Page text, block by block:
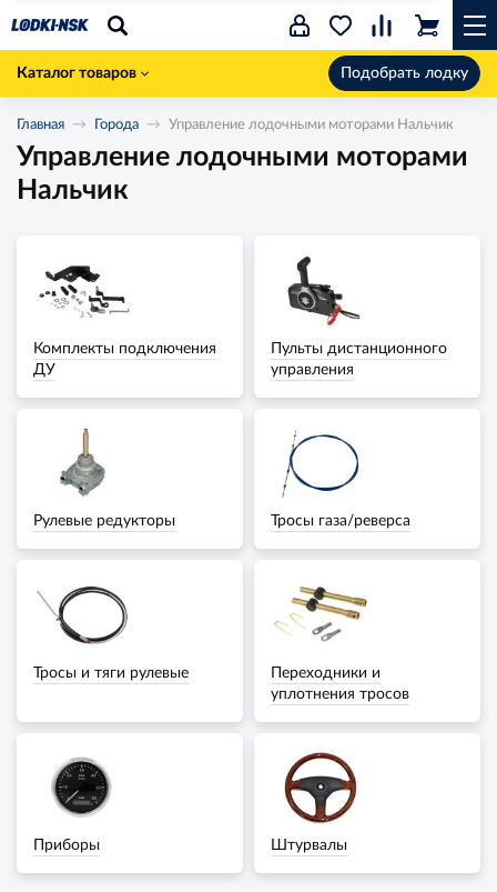
Каталог товаров Подобрать лодку
Главная Города Управление лодочными моторами Нальчик
Управление лодочными моторами
Нальчик
Комплекты подключения
ДУ
Пульты дистанционного
управления
Рулевые редукторы Тросы газа/реверса
Тросы и тяги рулевые
Переходники и
уплотнения тросов
Приборы Штурвалы